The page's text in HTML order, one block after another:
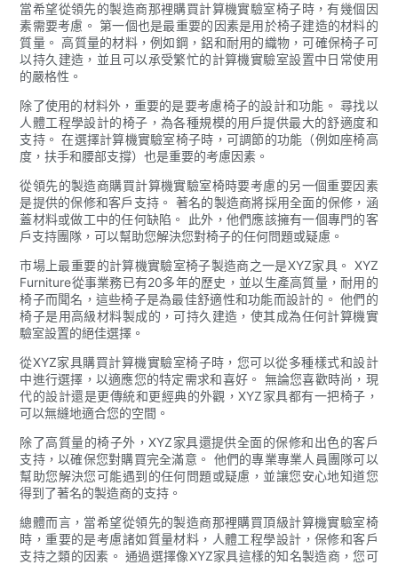
當希望從領先的製造商那裡購買計算機實驗室椅子時，有幾個因
素需要考慮。 第一個也是最重要的因素是用於椅子建造的材料的
質量。 高質量的材料，例如鋼，鋁和耐用的織物，可確保椅子可
以持久建造，並且可以承受繁忙的計算機實驗室設置中日常使用
的嚴格性。
除了使用的材料外，重要的是要考慮椅子的設計和功能。 尋找以
人體工程學設計的椅子，為各種規模的用戶提供最大的舒適度和
支持。 在選擇計算機實驗室椅子時，可調節的功能（例如座椅高
度，扶手和腰部支撐）也是重要的考慮因素。
從領先的製造商購買計算機實驗室椅時要考慮的另一個重要因素
是提供的保修和客戶支持。 著名的製造商將採用全面的保修，涵
蓋材料或做工中的任何缺陷。 此外，他們應該擁有一個專門的客
戶支持團隊，可以幫助您解決您對椅子的任何問題或疑慮。
市場上最重要的計算機實驗室椅子製造商之一是XYZ家具。 XYZ
Furniture從事業務已有20多年的歷史，並以生產高質量，耐用的
椅子而聞名，這些椅子是為最佳舒適性和功能而設計的。 他們的
椅子是用高級材料製成的，可持久建造，使其成為任何計算機實
驗室設置的絕佳選擇。
從XYZ家具購買計算機實驗室椅子時，您可以從多種樣式和設計
中進行選擇，以適應您的特定需求和喜好。 無論您喜歡時尚，現
代的設計還是更傳統和更經典的外觀，XYZ家具都有一把椅子，
可以無縫地適合您的空間。
除了高質量的椅子外，XYZ家具還提供全面的保修和出色的客戶
支持，以確保您對購買完全滿意。 他們的專業專業人員團隊可以
幫助您解決您可能遇到的任何問題或疑慮，並讓您安心地知道您
得到了著名的製造商的支持。
總體而言，當希望從領先的製造商那裡購買頂級計算機實驗室椅
時，重要的是考慮諸如質量材料，人體工程學設計，保修和客戶
支持之類的因素。 通過選擇像XYZ家具這樣的知名製造商，您可